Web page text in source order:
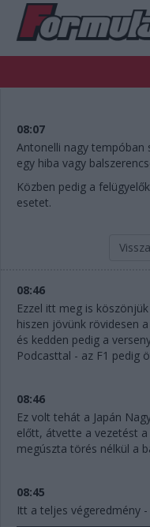
FORMULA
NEMZETKÖZI
RETRO
PODCAST
LIVE
08:07
Antonelli nagy tempóban
egy hiba vagy
Közben pedig a
esetet.
08:46
Ezzel itt meg is
hiszen jövünk rövidesen
és kedden pedig a
Podcasttal - az F1 pedig
08:46
Ez volt tehát a Japán
előtt, átvette a vezetést
megúszta törés nélkül a
08:45
Itt a teljes végeredmény